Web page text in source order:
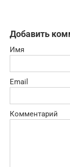
Добавить
Имя
Email
Комментарий